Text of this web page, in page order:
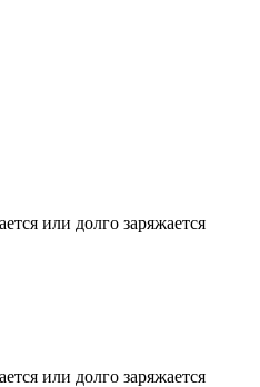
или долго заряжается
или долго заряжается